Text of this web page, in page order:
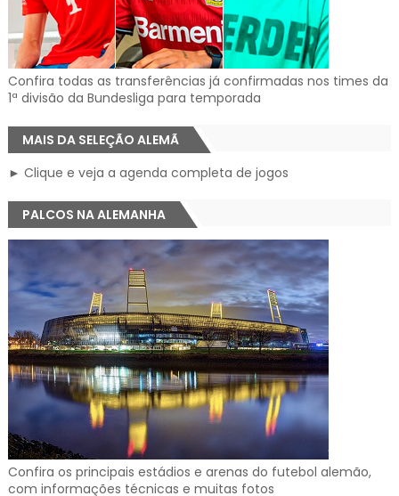
Confira todas as transferências já confirmadas nos times da
1ª divisão da Bundesliga para temporada
MAIS DA SELEÇÃO ALEMÃ
► Clique e veja a agenda completa de jogos
PALCOS NA ALEMANHA
Confira os principais estádios e arenas do futebol alemão,
com informações técnicas e muitas fotos